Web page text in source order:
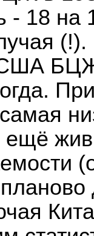
- 18 на
(!).
ещё